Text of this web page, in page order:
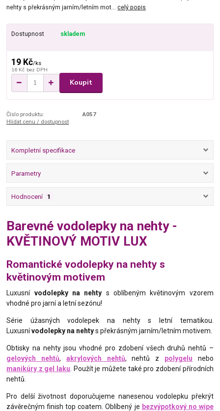
nehty s překrásným jarním/letním mot...celý popis
Dostupnost skladem
19 Kč/ks
16 Kč bez DPH
Koupit
Číslo produktu:
A057
Hlídat cenu / dostupnost
Kompletní specifikace
Parametry
Hodnocení 1
Barevné vodolepky na nehty -
KVĚTINOVÝ MOTIV LUX
Romantické vodolepky na nehty s
květinovým motivem
Luxusní vodolepky na nehty s oblíbeným květinovým vzorem
vhodné pro jarní a letní sezónu!
Série úžasných vodolepek na nehty s letní tematikou.
Luxusnívodolepky na nehtys překrásným jarním/letním motivem.
Obtisky na nehty jsou vhodné pro zdobení všech druhů nehtů –
gelových nehtů, akrylových nehtů, nehtů z polygelu nebo
manikúry z gel laku . Použít je můžete také pro zdobení přírodních
nehtů.
Pro delší životnost doporučujeme nanesenou vodolepku překrýt
závěrečným finish top coatem. Oblíbený je bezvýpotkový no wipe